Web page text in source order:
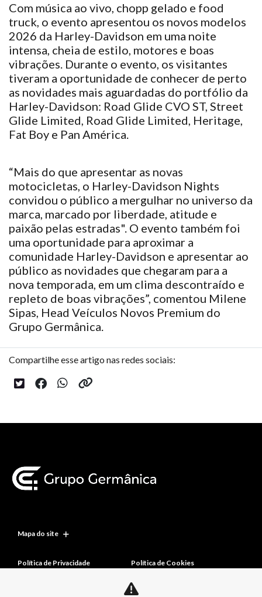
Com música ao vivo, chopp gelado e food
truck, o evento apresentou os novos modelos
2026 da Harley-Davidson em uma noite
intensa, cheia de estilo, motores e boas
vibrações. Durante o evento, os visitantes
tiveram a oportunidade de conhecer de perto
as novidades mais aguardadas do portfólio da
Harley-Davidson: Road Glide CVO ST, Street
Glide Limited, Road Glide Limited, Heritage,
Fat Boy e Pan América.
“Mais do que apresentar as novas
motocicletas, o Harley-Davidson Nights
convidou o público a mergulhar no universo da
marca, marcado por liberdade, atitude e
paixão pelas estradas". O evento também foi
uma oportunidade para aproximar a
comunidade Harley-Davidson e apresentar ao
público as novidades que chegaram para a
nova temporada, em um clima descontraído e
repleto de boas vibrações”, comentou Milene
Sipas, Head Veículos Novos Premium do
Grupo Germânica.
Compartilhe esse artigo nas redes sociais:
Mapa do site
Política de Privacidade Política de Cookies